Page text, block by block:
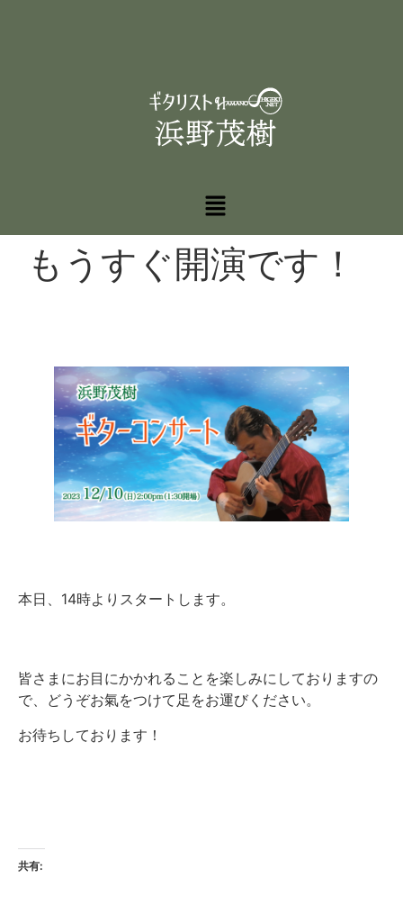
もうすぐ開演です！
本日、14時よりスタートします。
皆さまにお目にかかれることを楽しみにしておりますの
で、どうぞお氣をつけて足をお運びください。
お待ちしております！
共有: